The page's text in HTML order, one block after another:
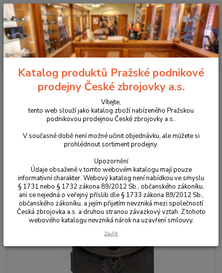
Menu
Hledat
+420 225 375 800
Pouzdra, kufry na zbraně a batohy
Řemeny na zbraně a nábojové
Pouzdra na náboje, návleky na pažbu
Pouzdro na 5 kulových
Pouzdro na 5 kulových nábojů
Zubíček model NP21
Katalog produktů Pražské podnikové
prodejny České zbrojovky a.s.
Vítejte,
tento web slouží jako katalog zboží nabízeného Pražskou
podnikovou prodejnou České zbrojovky a.s..
V současné době není možné učinit objednávku, ale můžete si
prohlédnout sortiment prodejny.
Upozornění
Údaje obsažené v tomto webovém katalogu mají pouze
informativní charakter. Webový katalog není nabídkou ve smyslu
§ 1731 nebo § 1732 zákona 89/2012 Sb., občanského zákoníku,
ani se nejedná o veřejný příslib dle § 1733 zákona 89/2012 Sb.,
občanského zákoníku, a jejím přijetím nevzniká mezi společností
Česká zbrojovka a.s. a druhou stranou závazkový vztah. Z tohoto
webového katalogu nevzniká nárok na uzavření smlouvy.
Zavřít